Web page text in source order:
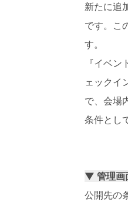
新たに追
です。こ
す。
『イベ
ェックイ
で、会場
条件とし
▼ 管理画
公開先の